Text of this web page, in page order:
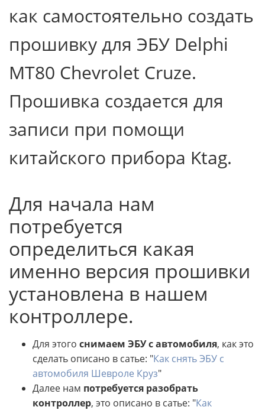
как самостоятельно создать
прошивку для ЭБУ Delphi
MT80 Chevrolet Cruze.
Прошивка создается для
записи при помощи
китайского прибора Ktag.
Для начала нам
потребуется
определиться какая
именно версия прошивки
установлена в нашем
контроллере.
Для этого снимаем ЭБУ с автомобиля, как это
сделать описано в сатье: "Как снять ЭБУ с
автомобиля Шевроле Круз"
Далее нам потребуется разобрать
контроллер, это описано в сатье: "Как